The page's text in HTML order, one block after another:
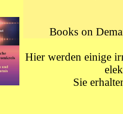
Books on
Hier werden einige
Sie